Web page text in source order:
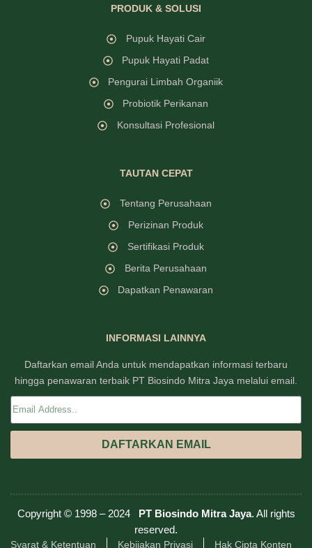
PRODUK & SOLUSI
Pupuk Hayati Cair
Pupuk Hayati Padat
Pengurai Limbah Organiik
Probiotik Perikanan
Konsultasi Profesional
TAUTAN CEPAT
Tentang Perusahaan
Perizinan Produk
Sertifikasi Produk
Berita Perusahaan
Dapatkan Penawaran
INFORMASI LAINNYA
Daftarkan email Anda untuk mendapatkan informasi terbaru
hingga penawaran terbaik PT Biosindo Mitra Jaya melalui email.
DAFTARKAN EMAIL
Copyright © 1998 – 2024 PT Biosindo Mitra Jaya. All rights
reserved.
Syarat & Ketentuan Kebijakan Privasi Hak Cipta Konten